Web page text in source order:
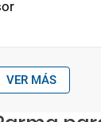
VER MÁS